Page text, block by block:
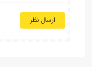
ارسال نظر